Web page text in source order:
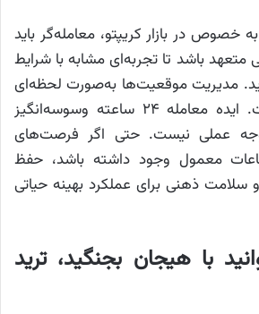
خصوص در بازار کریپتو، معامله‌گر باید
باشد تا تجربه‌ای مشابه با شرایط
مدیریت موقعیت‌ها به‌صورت لحظه‌ای
برای تریدر خیلی است. ایده معامله ۲۴ ساعته وسوسه‌انگیز
عملی نیست. حتی اگر فرصت‌های
معمول وجود داشته باشد، حفظ
سلامت ذهنی برای عملکرد بهینه حیاتی
با هیجان بجنگید، ترید